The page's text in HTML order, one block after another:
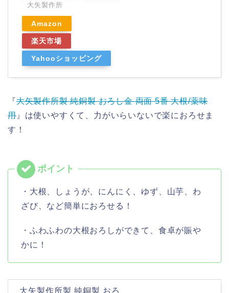
大矢製作所
Amazon
楽天市場
Yahooショッピング
『大矢製作所製 純銅製 おろし金 両面 5番 大根/薬味
用』は使いやすくて、力がいらいないで楽におろせま
す！
・大根、しょうが、にんにく、ゆず、山芋、わ
ざび、など簡単におろせる！
・ふわふわの大根おろしができて、食卓が賑や
かに！
大矢製作所製 純銅製 おろ